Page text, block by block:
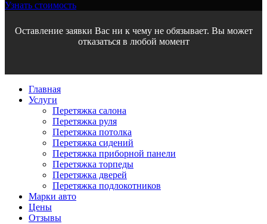
Узнать стоимость
Оставление заявки Вас ни к чему не обязывает. Вы может
отказаться в любой момент
Главная
Услуги
Перетяжка салона
Перетяжка руля
Перетяжка потолка
Перетяжка сидений
Перетяжка приборной панели
Перетяжка торпеды
Перетяжка дверей
Перетяжка подлокотников
Марки авто
Цены
Отзывы